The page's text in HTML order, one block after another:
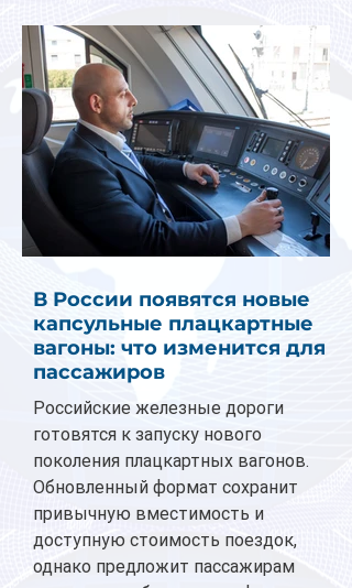
В России появятся новые
капсульные плацкартные
вагоны: что изменится для
пассажиров
Российские железные дороги
готовятся к запуску нового
поколения плацкартных вагонов.
Обновленный формат сохранит
привычную вместимость и
доступную стоимость поездок,
однако предложит пассажирам